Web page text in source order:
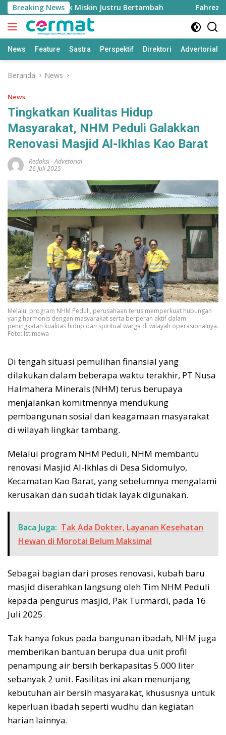
Langsung
ke
konten
Breaking News
Penduduk Miskin Justru Bertambah Fahreza
News Feature Sastra Perspektif Direktori Advertorial
Beranda News
News
Tingkatkan Kualitas Hidup
Masyarakat, NHM Peduli Galakkan
Renovasi Masjid Al-Ikhlas Kao Barat
Redaksi-Advetorial
26 Juli 2025
Melalui program NHM Peduli, perusahaan terus memperkuat hubungan
yang harmonis dengan masyarakat serta berperan aktif dalam
peningkatan kualitas hidup dan spiritual warga di wilayah operasionalnya.
Foto: Istimewa
Di tengah situasi pemulihan finansial yang
dilakukan dalam beberapa waktu terakhir, PT Nusa
Halmahera Minerals (NHM) terus berupaya
menjalankan komitmennya mendukung
pembangunan sosial dan keagamaan masyarakat
di wilayah lingkar tambang.
Melalui program NHM Peduli, NHM membantu
renovasi Masjid Al-Ikhlas di Desa Sidomulyo,
Kecamatan Kao Barat, yang sebelumnya mengalami
kerusakan dan sudah tidak layak digunakan.
Baca Juga: Tak Ada Dokter, Layanan Kesehatan
Hewan di Morotai Belum Maksimal
Sebagai bagian dari proses renovasi, kubah baru
masjid diserahkan langsung oleh Tim NHM Peduli
kepada pengurus masjid, Pak Turmardi, pada 16
Juli 2025.
Tak hanya fokus pada bangunan ibadah, NHM juga
memberikan bantuan berupa dua unit profil
penampung air bersih berkapasitas 5.000 liter
sebanyak 2 unit. Fasilitas ini akan menunjang
kebutuhan air bersih masyarakat, khususnya untuk
keperluan ibadah seperti wudhu dan kegiatan
harian lainnya.